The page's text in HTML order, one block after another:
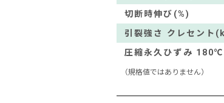
切断時伸び(%)
引裂強さ クレセント
圧縮永久ひずみ
（規格値ではありません）